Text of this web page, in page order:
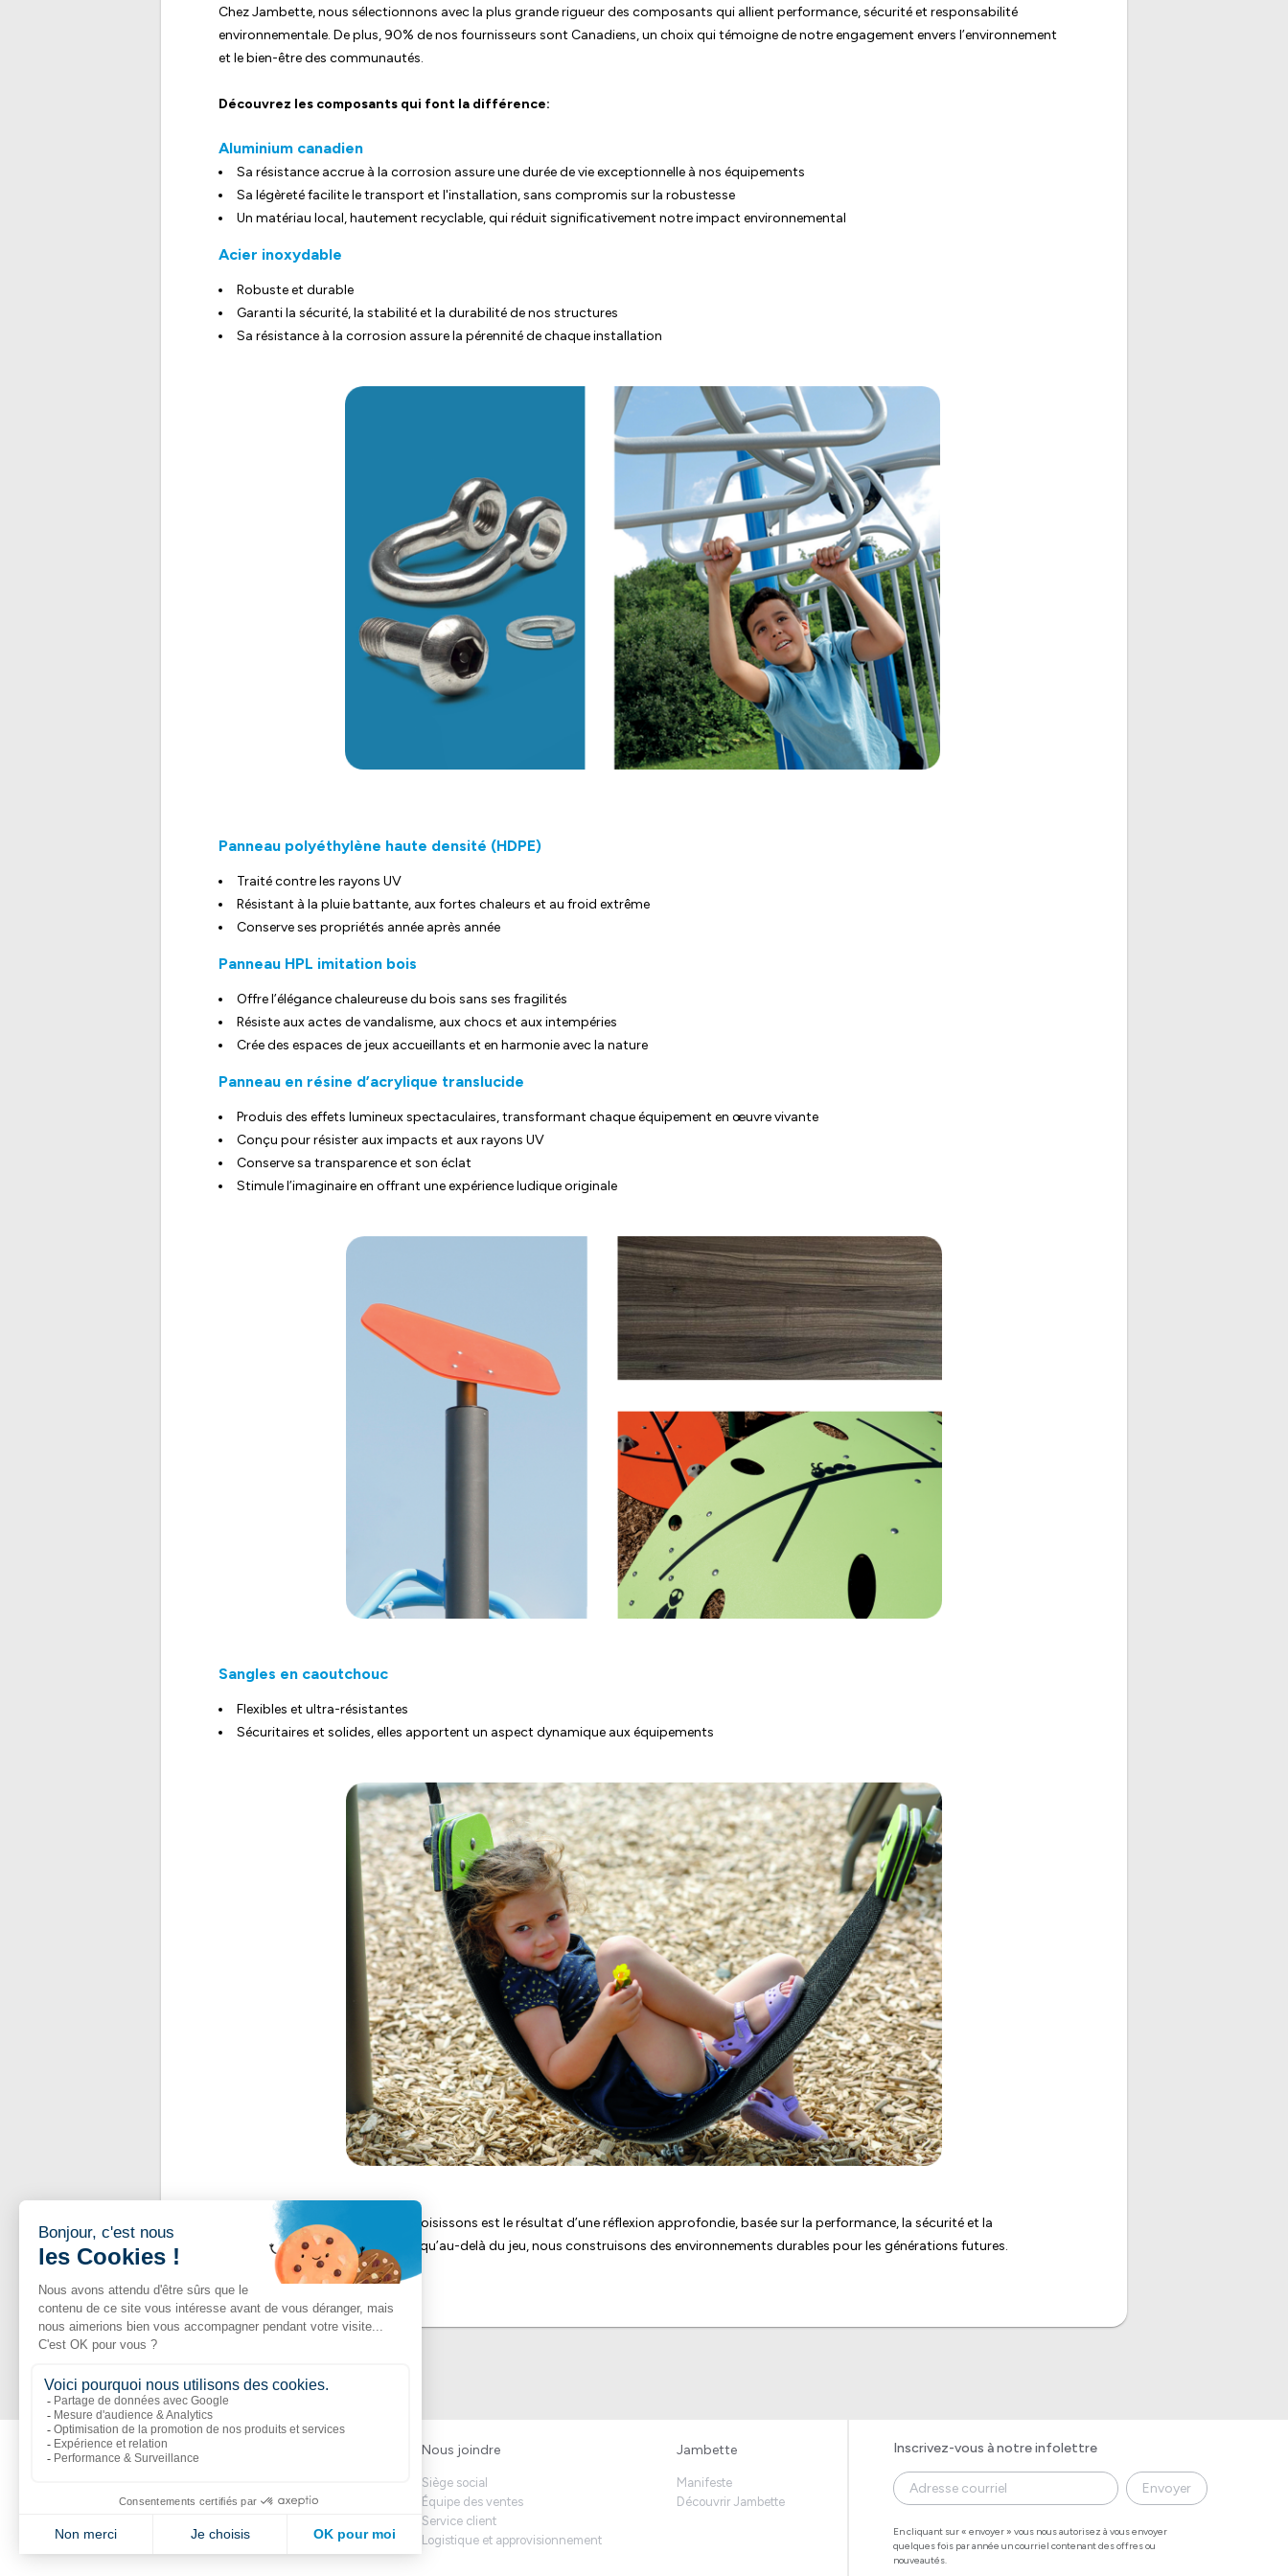
Chez Jambette, nous sélectionnons avec la plus grande rigueur des composants qui allient performance, sécurité et responsabilité
environnementale. De plus, 90% de nos fournisseurs sont Canadiens, un choix qui témoigne de notre engagement envers l’environnement
et le bien-être des communautés.
Découvrez les composants qui font la différence:
Aluminium canadien
Sa résistance accrue à la corrosion assure une durée de vie exceptionnelle à nos équipements
Sa légèreté facilite le transport et l'installation, sans compromis sur la robustesse
Un matériau local, hautement recyclable, qui réduit significativement notre impact environnemental
Acier inoxydable
Robuste et durable
Garanti la sécurité, la stabilité et la durabilité de nos structures
Sa résistance à la corrosion assure la pérennité de chaque installation
Panneau polyéthylène haute densité (HDPE)
Traité contre les rayons UV
Résistant à la pluie battante, aux fortes chaleurs et au froid extrême
Conserve ses propriétés année après année
Panneau HPL imitation bois
Offre l’élégance chaleureuse du bois sans ses fragilités
Résiste aux actes de vandalisme, aux chocs et aux intempéries
Crée des espaces de jeux accueillants et en harmonie avec la nature
Panneau en résine d’acrylique translucide
Produis des effets lumineux spectaculaires, transformant chaque équipement en œuvre vivante
Conçu pour résister aux impacts et aux rayons UV
Conserve sa transparence et son éclat
Stimule l’imaginaire en offrant une expérience ludique originale
Sangles en caoutchouc
Flexibles et ultra-résistantes
Sécuritaires et solides, elles apportent un aspect dynamique aux équipements
Chaque composant que nous choisissons est le résultat d’une réflexion approfondie, basée sur la performance, la sécurité et la
responsabilité écologique. Parce qu’au-delà du jeu, nous construisons des environnements durables pour les générations futures.
Liens populaires
Nouveautés
Nous joindre
Siège social
Équipe des ventes
Service client
Logistique et approvisionnement
Jambette
Manifeste
Découvrir Jambette
Inscrivez-vous à notre infolettre
Envoyer
En cliquant sur « envoyer » vous nous autorisez à vous envoyer
quelques fois par année un courriel contenant des offres ou
nouveautés.